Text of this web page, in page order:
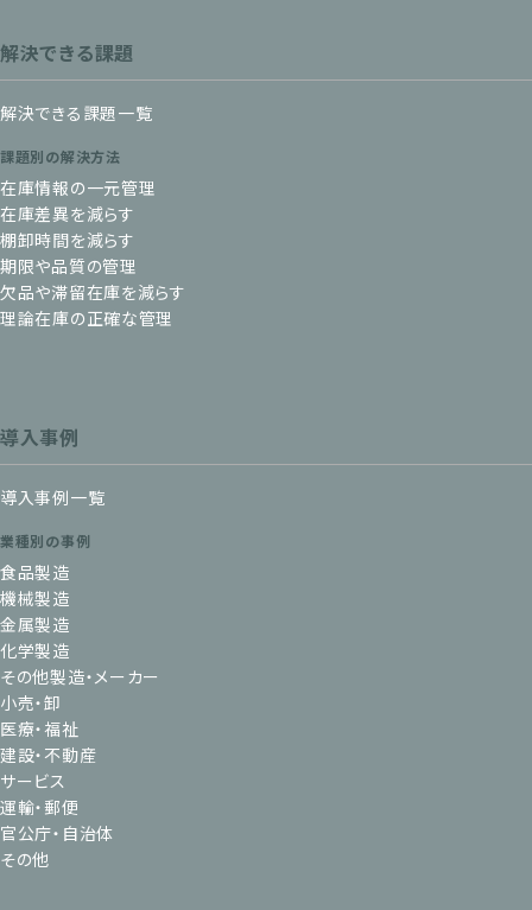
解決できる課題
解決できる課題一覧
課題別の解決方法
在庫情報の一元管理
在庫差異を減らす
棚卸時間を減らす
期限や品質の管理
欠品や滞留在庫を減らす
理論在庫の正確な管理
導入事例
導入事例一覧
業種別の事例
食品製造
機械製造
金属製造
化学製造
その他製造・メーカー
小売・卸
医療・福祉
建設・不動産
サービス
運輸・郵便
官公庁・自治体
その他